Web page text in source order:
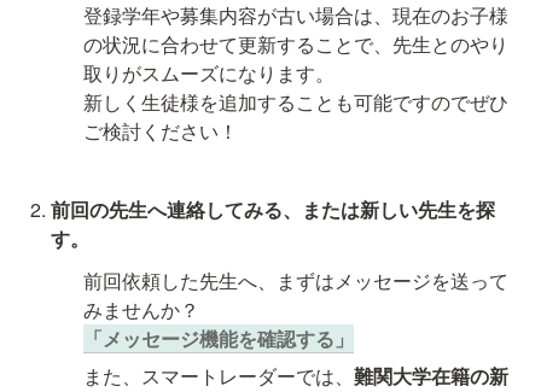
登録学年や募集内容が古い場合は、現在のお子様
の状況に合わせて更新することで、先生とのやり
新しく生徒様を追加することも可能ですのでぜひ
ご検討ください！
前回の先生へ連絡してみる、または新しい先生を探
す。
前回依頼した先生へ、まずはメッセージを送って
「メッセージ機能を確認する」
また、スマートレーダーでは、難関大学在籍の新